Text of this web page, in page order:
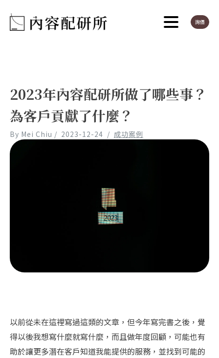
詢價
2023年內容配研所做了哪些事？
為客戶貢獻了什麼？
By Mei Chiu / 2023-12-24 / 成功案例
以前從未在這裡寫過這類的文章，但今年寫完書之後，覺
得以後我想寫什麼就寫什麼，而且做年度回顧，可能也有
助於讓更多潛在客戶知道我能提供的服務，並找到可能的